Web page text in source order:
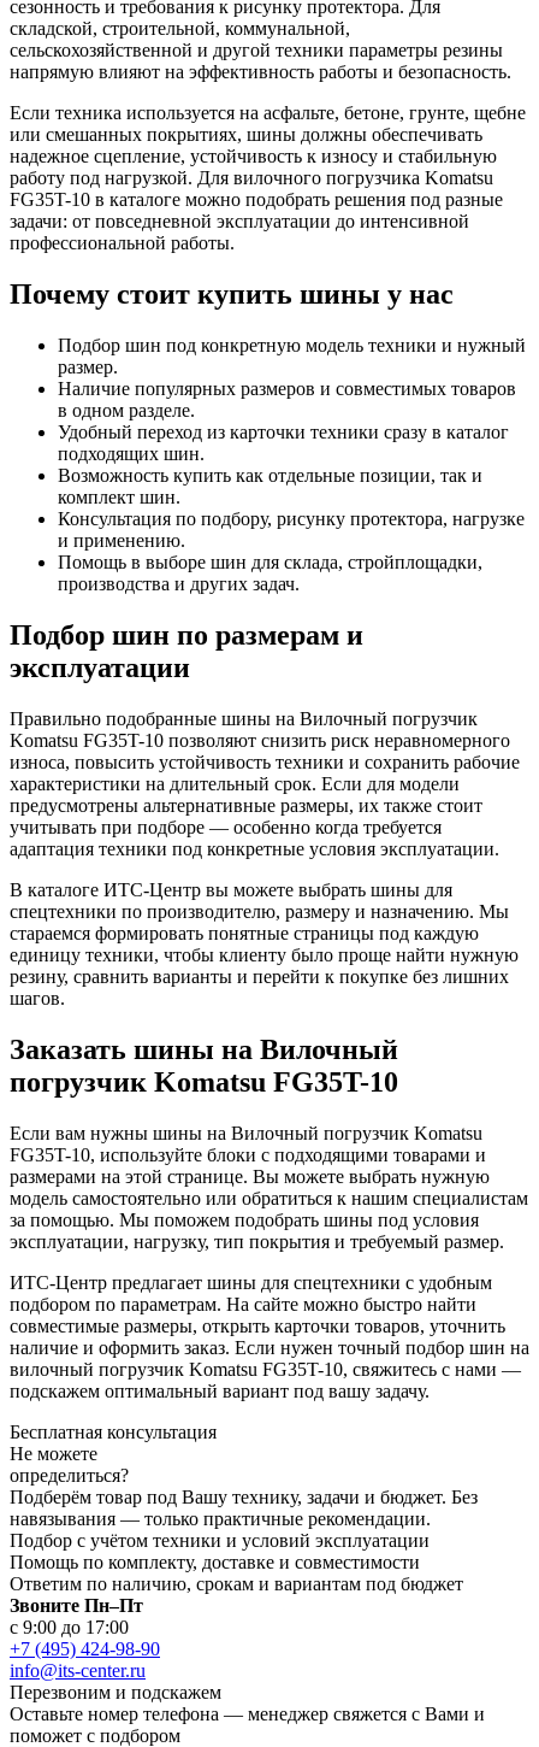
сезонность и требования к рисунку протектора. Для
складской, строительной, коммунальной,
сельскохозяйственной и другой техники параметры резины
напрямую влияют на эффективность работы и безопасность.
Если техника используется на асфальте, бетоне, грунте, щебне
или смешанных покрытиях, шины должны обеспечивать
надежное сцепление, устойчивость к износу и стабильную
работу под нагрузкой. Для вилочного погрузчика Komatsu
FG35T-10 в каталоге можно подобрать решения под разные
задачи: от повседневной эксплуатации до интенсивной
профессиональной работы.
Почему стоит купить шины у нас
Подбор шин под конкретную модель техники и нужный
размер.
Наличие популярных размеров и совместимых товаров
в одном разделе.
Удобный переход из карточки техники сразу в каталог
подходящих шин.
Возможность купить как отдельные позиции, так и
комплект шин.
Консультация по подбору, рисунку протектора, нагрузке
и применению.
Помощь в выборе шин для склада, стройплощадки,
производства и других задач.
Подбор шин по размерам и
эксплуатации
Правильно подобранные шины на Вилочный погрузчик
Komatsu FG35T-10 позволяют снизить риск неравномерного
износа, повысить устойчивость техники и сохранить рабочие
характеристики на длительный срок. Если для модели
предусмотрены альтернативные размеры, их также стоит
учитывать при подборе — особенно когда требуется
адаптация техники под конкретные условия эксплуатации.
В каталоге ИТС-Центр вы можете выбрать шины для
спецтехники по производителю, размеру и назначению. Мы
стараемся формировать понятные страницы под каждую
единицу техники, чтобы клиенту было проще найти нужную
резину, сравнить варианты и перейти к покупке без лишних
шагов.
Заказать шины на Вилочный
погрузчик Komatsu FG35T-10
Если вам нужны шины на Вилочный погрузчик Komatsu
FG35T-10, используйте блоки с подходящими товарами и
размерами на этой странице. Вы можете выбрать нужную
модель самостоятельно или обратиться к нашим специалистам
за помощью. Мы поможем подобрать шины под условия
эксплуатации, нагрузку, тип покрытия и требуемый размер.
ИТС-Центр предлагает шины для спецтехники с удобным
подбором по параметрам. На сайте можно быстро найти
совместимые размеры, открыть карточки товаров, уточнить
наличие и оформить заказ. Если нужен точный подбор шин на
вилочный погрузчик Komatsu FG35T-10, свяжитесь с нами —
подскажем оптимальный вариант под вашу задачу.
Бесплатная консультация
Не можете
определиться?
Подберём товар под Вашу технику, задачи и бюджет. Без
навязывания — только практичные рекомендации.
Подбор с учётом техники и условий эксплуатации
Помощь по комплекту, доставке и совместимости
Ответим по наличию, срокам и вариантам под бюджет
Звоните Пн–Пт
с 9:00 до 17:00
+7 (495) 424-98-90
info@its-center.ru
Перезвоним и подскажем
Оставьте номер телефона — менеджер свяжется с Вами и
поможет с подбором